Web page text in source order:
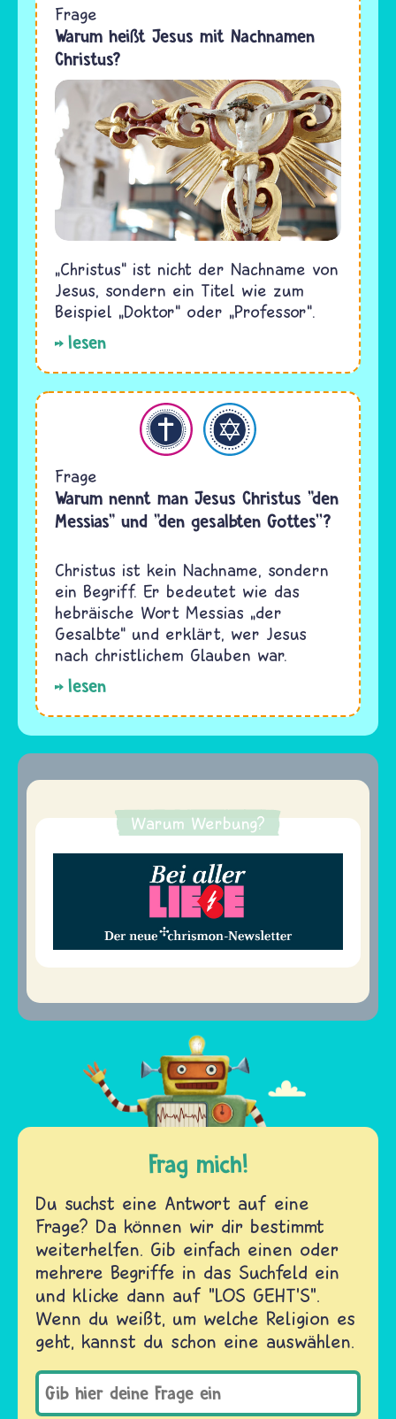
Frage
Warum heißt Jesus mit Nachnamen
Christus?
„Christus“ ist nicht der Nachname von
Jesus, sondern ein Titel wie zum
Beispiel „Doktor“ oder „Professor“.
lesen
Frage
Warum nennt man Jesus Christus "den
Messias" und "den gesalbten Gottes''?
Christus ist kein Nachname, sondern
ein Begriff. Er bedeutet wie das
hebräische Wort Messias „der
Gesalbte“ und erklärt, wer Jesus
nach christlichem Glauben war.
lesen
Warum Werbung?
Frag mich!
Du suchst eine Antwort auf eine
Frage? Da können wir dir bestimmt
weiterhelfen. Gib einfach einen oder
mehrere Begriffe in das Suchfeld ein
und klicke dann auf "LOS GEHT'S".
Wenn du weißt, um welche Religion es
geht, kannst du schon eine auswählen.